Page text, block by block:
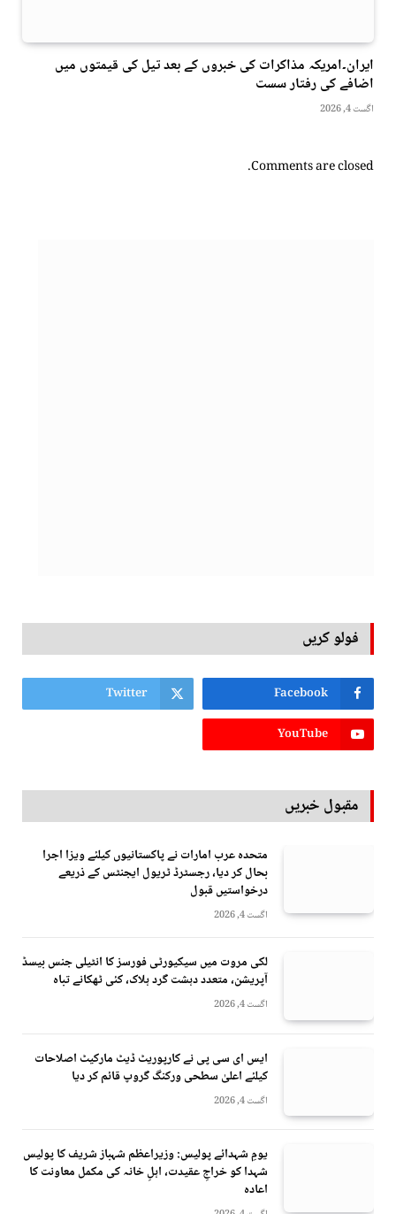
ایران۔امریکہ مذاکرات کی خبروں کے بعد تیل کی قیمتوں میں
اضافے کی رفتار سست
اگست 4, 2026
Comments are closed.
فولو کریں
Facebook
Twitter
YouTube
مقبول خبریں
متحدہ عرب امارات نے پاکستانیوں کیلئے ویزا اجرا
بحال کر دیا، رجسٹرڈ ٹریول ایجنٹس کے ذریعے
درخواستیں قبول
اگست 4, 2026
لکی مروت میں سیکیورٹی فورسز کا انٹیلی جنس بیسڈ
آپریشن، متعدد دہشت گرد ہلاک، کئی ٹھکانے تباہ
اگست 4, 2026
ایس ای سی پی نے کارپوریٹ ڈیٹ مارکیٹ اصلاحات
کیلئے اعلیٰ سطحی ورکنگ گروپ قائم کر دیا
اگست 4, 2026
یومِ شہدائے پولیس: وزیراعظم شہباز شریف کا پولیس
شہدا کو خراجِ عقیدت، اہلِ خانہ کی مکمل معاونت کا
اعادہ